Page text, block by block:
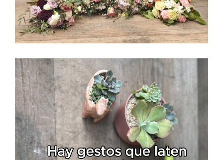
Reproductor
de
vídeo